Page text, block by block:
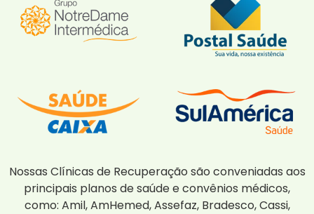
Nossas Clínicas de Recuperação são conveniadas aos
principais planos de saúde e convênios médicos,
como: Amil, AmHemed, Assefaz, Bradesco, Cassi,